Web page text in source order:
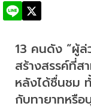
13 คนดัง “ผู้ล่
สร้างสรรค์ที่ส
หลังได้ชื่นชม
กับทายาทหรือ